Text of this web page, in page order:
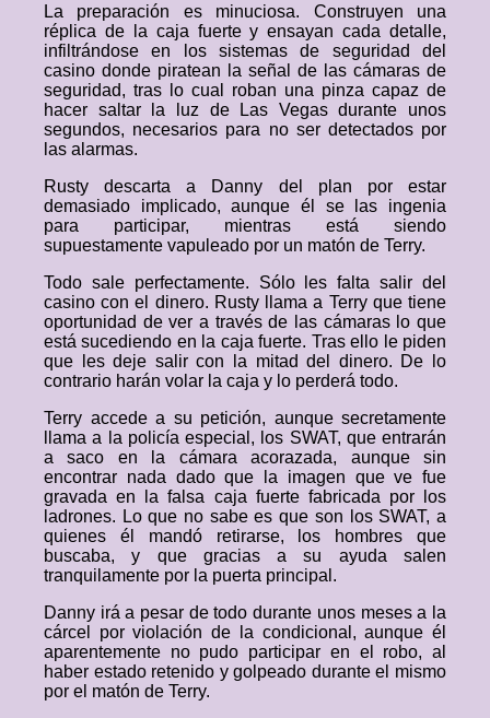
La preparación es minuciosa. Construyen una
réplica de la caja fuerte y ensayan cada detalle,
infiltrándose en los sistemas de seguridad del
casino donde piratean la señal de las cámaras de
seguridad, tras lo cual roban una pinza capaz de
hacer saltar la luz de Las Vegas durante unos
segundos, necesarios para no ser detectados por
las alarmas.
Rusty descarta a Danny del plan por estar
demasiado implicado, aunque él se las ingenia
para participar, mientras está siendo
supuestamente vapuleado por un matón de Terry.
Todo sale perfectamente. Sólo les falta salir del
casino con el dinero. Rusty llama a Terry que tiene
oportunidad de ver a través de las cámaras lo que
está sucediendo en la caja fuerte. Tras ello le piden
que les deje salir con la mitad del dinero. De lo
contrario harán volar la caja y lo perderá todo.
Terry accede a su petición, aunque secretamente
llama a la policía especial, los SWAT, que entrarán
a saco en la cámara acorazada, aunque sin
encontrar nada dado que la imagen que ve fue
gravada en la falsa caja fuerte fabricada por los
ladrones. Lo que no sabe es que son los SWAT, a
quienes él mandó retirarse, los hombres que
buscaba, y que gracias a su ayuda salen
tranquilamente por la puerta principal.
Danny irá a pesar de todo durante unos meses a la
cárcel por violación de la condicional, aunque él
aparentemente no pudo participar en el robo, al
haber estado retenido y golpeado durante el mismo
por el matón de Terry.